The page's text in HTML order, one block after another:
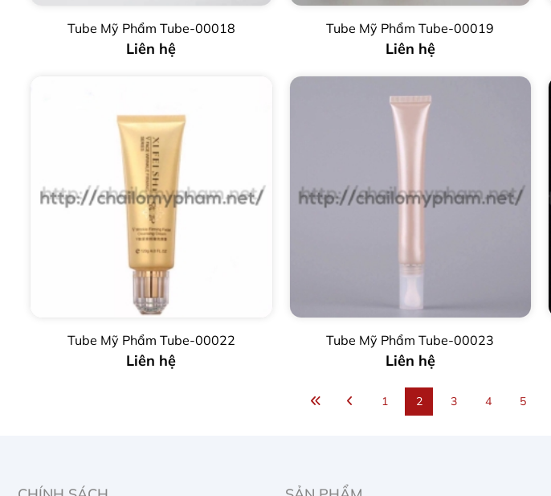
Tube Mỹ Phẩm Tube-00018
Liên hệ
Tube Mỹ Phẩm Tube-00019
Liên hệ
Tube Mỹ Phẩm Tube-00022
Liên hệ
Tube Mỹ Phẩm Tube-00023
Liên hệ
1 2 3 4 5